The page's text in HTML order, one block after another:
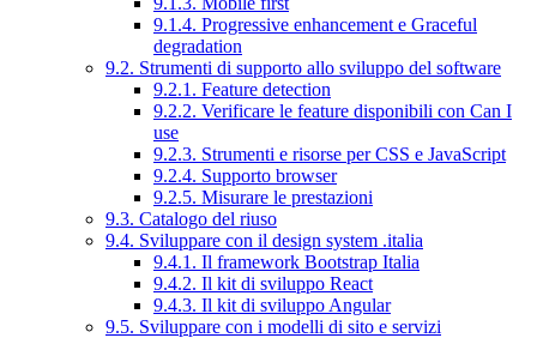
9.1.4. Progressive enhancement e Graceful
degradation
9.2. Strumenti di supporto allo sviluppo del software
9.2.1. Feature detection
9.2.2. Verificare le feature disponibili con Can I
use
9.2.3. Strumenti e risorse per CSS e JavaScript
9.2.4. Supporto browser
9.2.5. Misurare le prestazioni
9.3. Catalogo del riuso
9.4. Sviluppare con il design system .italia
9.4.1. Il framework Bootstrap Italia
9.4.2. Il kit di sviluppo React
9.4.3. Il kit di sviluppo Angular
9.5. Sviluppare con i modelli di sito e servizi